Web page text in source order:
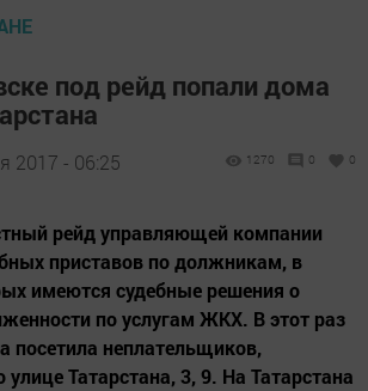
под рейд попали дома
2017 - 06:25 1270 0 0
рейд управляющей компании
приставов по должникам, в
имеются судебные решения о
по услугам ЖКХ. В этот раз
посетила неплательщиков,
Татарстана, 3, 9. На Татарстана